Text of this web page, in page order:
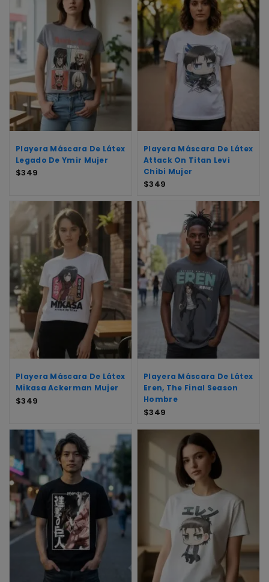
Playera Máscara De Látex
Legado De Ymir Mujer
$349
Playera Máscara De Látex
Attack On Titan Levi
Chibi Mujer
$349
Playera Máscara De Látex
Mikasa Ackerman Mujer
$349
Playera Máscara De Látex
Eren, The Final Season
Hombre
$349